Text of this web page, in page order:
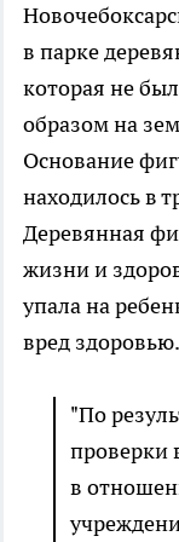
в парке
которая не
образом на
Основание
находилось в
Деревянная
жизни и
упала на
вред здоровью.
"По
проверки
в